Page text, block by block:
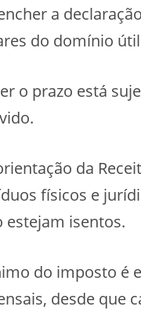
a
do domínio
o prazo está
da
físicos e
estejam isentos.
do imposto é
desde que